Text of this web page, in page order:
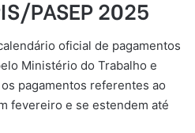
PASEP 2025
oficial de pagamentos
Ministério do Trabalho e
pagamentos referentes ao
fevereiro e se estendem até